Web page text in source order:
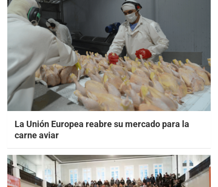
La Unión Europea reabre su mercado para la
carne aviar